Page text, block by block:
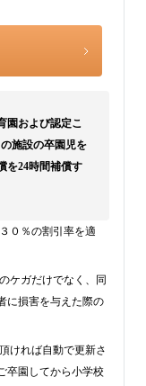
園および認定こ
施設の卒園児を
を24時間補償す
０％の割引率を適
ケガだけでなく、同
に損害を与えた際の
ければ自動で更新さ
卒園してから小学校